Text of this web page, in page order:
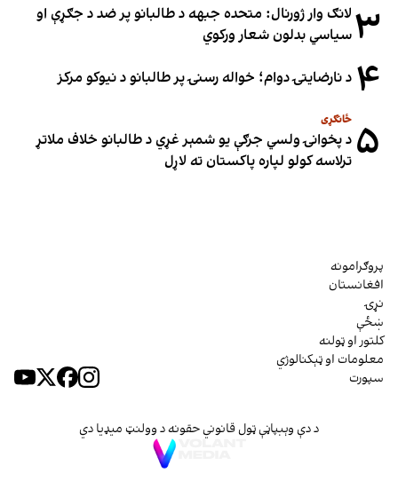
۳ لانګ وار ژورنال: متحده جبهه د طالبانو پر ضد د جګړې او
سیاسي بدلون شعار ورکوي
۴ د نارضایتۍ دوام؛ خواله رسنۍ پر طالبانو د نیوکو مرکز
۵ ځانګړی
د پخوانۍ ولسي جرګې یو شمېر غړي د طالبانو خلاف ملاتړ
ترلاسه کولو لپاره پاکستان ته لاړل
پروګرامونه
افغانستان
نړۍ
ښځې
کلتور او ټولنه
معلومات او ټېکنالوژي
سپورت
د دې وېبپاڼې ټول قانوني حقونه د وولنټ میډیا دي